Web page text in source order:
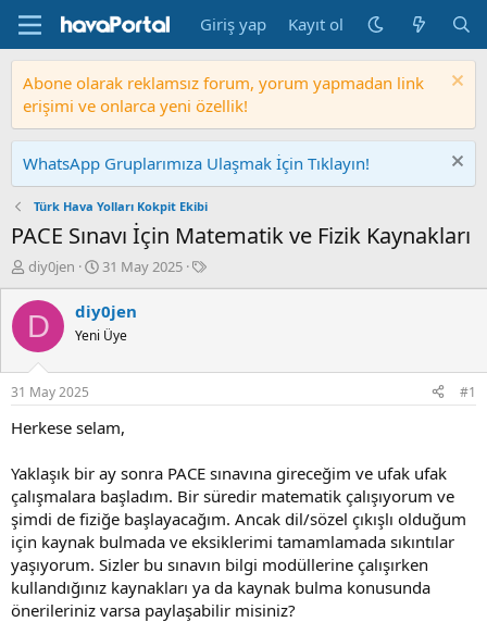
Giriş yap Kayıt ol
Abone olarak reklamsız forum, yorum yapmadan link
erişimi ve onlarca yeni özellik!
WhatsApp Gruplarımıza Ulaşmak İçin Tıklayın!
Türk Hava Yolları Kokpit Ekibi
PACE Sınavı İçin Matematik ve Fizik Kaynakları
K
o
n
b
u
y
u
b
a
a
t
a
n
diy0jen
B
a
ş
l
a
ı
ç
r
i
h
i
31 May 2025
E
t
e
D diy0jen
Yeni Üye
31 May 2025 #1
Herkese selam,
Yaklaşık bir ay sonra PACE sınavına gireceğim ve ufak ufak
çalışmalara başladım. Bir süredir matematik çalışıyorum ve
şimdi de fiziğe başlayacağım. Ancak dil/sözel çıkışlı olduğum
için kaynak bulmada ve eksiklerimi tamamlamada sıkıntılar
yaşıyorum. Sizler bu sınavın bilgi modüllerine çalışırken
kullandığınız kaynakları ya da kaynak bulma konusunda
önerileriniz varsa paylaşabilir misiniz?